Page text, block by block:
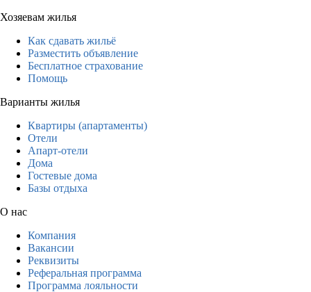
Хозяевам жилья
Как сдавать жильё
Разместить объявление
Бесплатное страхование
Помощь
Варианты жилья
Квартиры (апартаменты)
Отели
Апарт-отели
Дома
Гостевые дома
Базы отдыха
О нас
Компания
Вакансии
Реквизиты
Реферальная программа
Программа лояльности